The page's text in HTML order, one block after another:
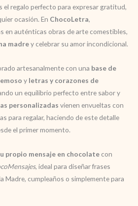
el regalo perfecto para expresar gratitud,
ocasión. En ChocoLetra,
en auténticas obras de arte comestibles,
madrey celebrar su amor incondicional.
artesanalmente con una base de
y letras y corazones de
un equilibrio perfecto entre sabor y
personalizadas vienen envueltas con
para regalar, haciendo de este detalle
el primer momento.
propio mensaje en chocolate con
, ideal para diseñar frases
Madre, cumpleaños o simplemente para